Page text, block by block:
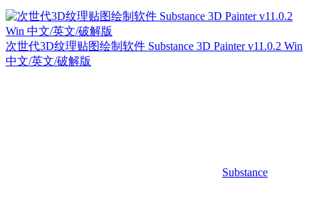
次世代3D纹理贴图绘制软件 Substance 3D Painter v11.0.2 Win
中文/英文/破解版
Substance